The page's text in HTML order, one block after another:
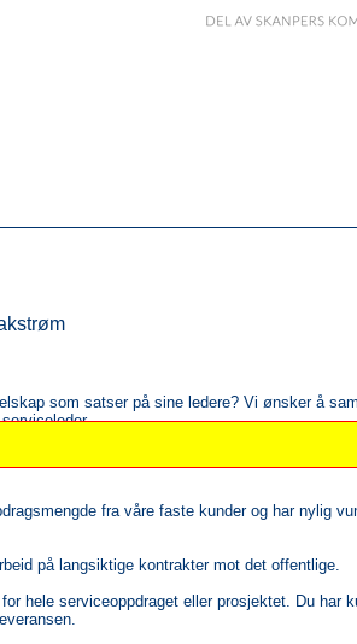
som satser på sine ledere? Vi ønsker å
med bygge en gruppe innenfor fagområdene
fra våre faste kunder og har nylig
på langsiktige kontrakter mot det offentlige.
hele serviceoppdraget eller prosjektet. Du har